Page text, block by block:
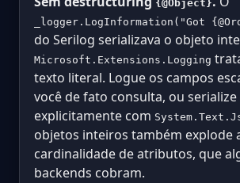
{@Object}
_logger.LogInformation("Got
do Serilog serializava o objeto
Microsoft.Extensions.Logging
texto literal. Logue os campos
você de fato consulta, ou serialize
explicitamente com
objetos inteiros também explode
cardinalidade de atributos, que
backends cobram.